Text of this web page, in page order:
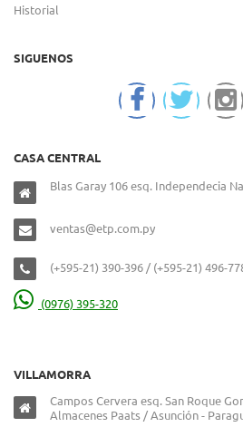
Historial
SIGUENOS
CASA CENTRAL
Blas Garay 106 esq. Independecia
ventas@etp.com.py
(+595-21) 390-396 / (+595-21) 496-
(0976) 395-320
VILLAMORRA
Campos Cervera esq. San Roque
Almacenes Paats / Asunción -